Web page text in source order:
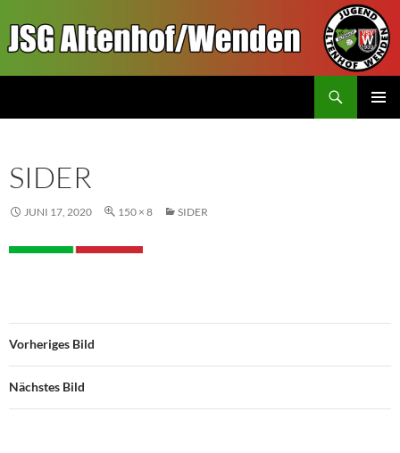
Inhalt
springen
SIDER
JUNI 17, 2020 150 × 8 SIDER
Vorheriges Bild
Nächstes Bild